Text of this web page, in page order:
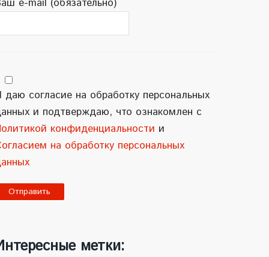
e-mail (обязательно)
даю согласие на обработку персональных
и подтверждаю, что ознакомлен с
конфиденциальности и
на обработку персональных
метки: